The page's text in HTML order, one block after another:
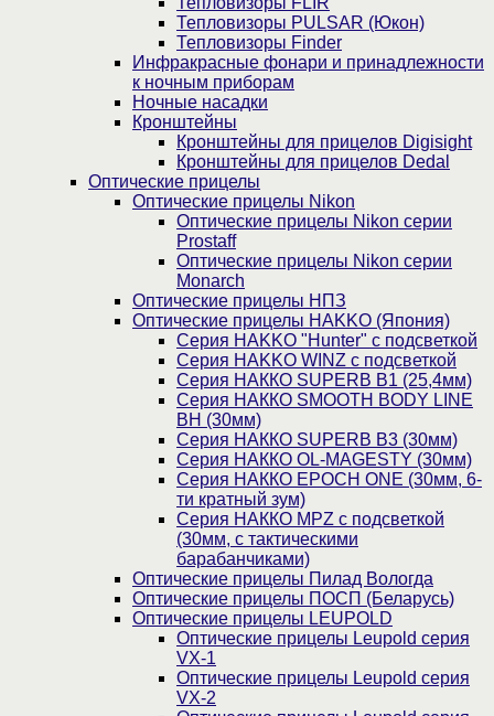
Тепловизоры PULSAR (Юкон)
Тепловизоры Finder
Инфракрасные фонари и принадлежности
к ночным приборам
Ночные насадки
Кронштейны
Кронштейны для прицелов Digisight
Кронштейны для прицелов Dedal
Оптические прицелы
Оптические прицелы Nikon
Оптические прицелы Nikon серии
Prostaff
Оптические прицелы Nikon серии
Monarch
Оптические прицелы НПЗ
Оптические прицелы HAKKO (Япония)
Cерия HAKKO "Hunter" с подсветкой
Серия НAKKO WINZ с подсветкой
Серия НАККО SUPERB B1 (25,4мм)
Серия НАККО SMOOTH BODY LINE
BH (30мм)
Серия НАККО SUPERB B3 (30мм)
Серия НАККО OL-MAGESTY (30мм)
Серия НАККО EPOCH ONE (30мм, 6-
ти кратный зум)
Серия НАККО MPZ с подсветкой
(30мм, c тактическими
барабанчиками)
Оптические прицелы Пилад Вологда
Оптические прицелы ПОСП (Беларусь)
Оптические прицелы LEUPOLD
Оптические прицелы Leupold серия
VX-1
Оптические прицелы Leupold серия
VX-2